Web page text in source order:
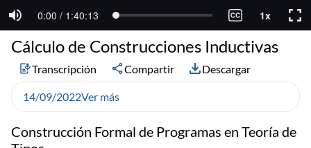
Construcción Formal de Programas en Teoría de
Cálculo de Construcciones Inductivas
Transcripción Compartir Descargar
14/09/2022Ver más